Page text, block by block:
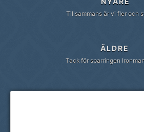
Tillsammans är vi fler och
ÄLDRE
Tack för sparringen